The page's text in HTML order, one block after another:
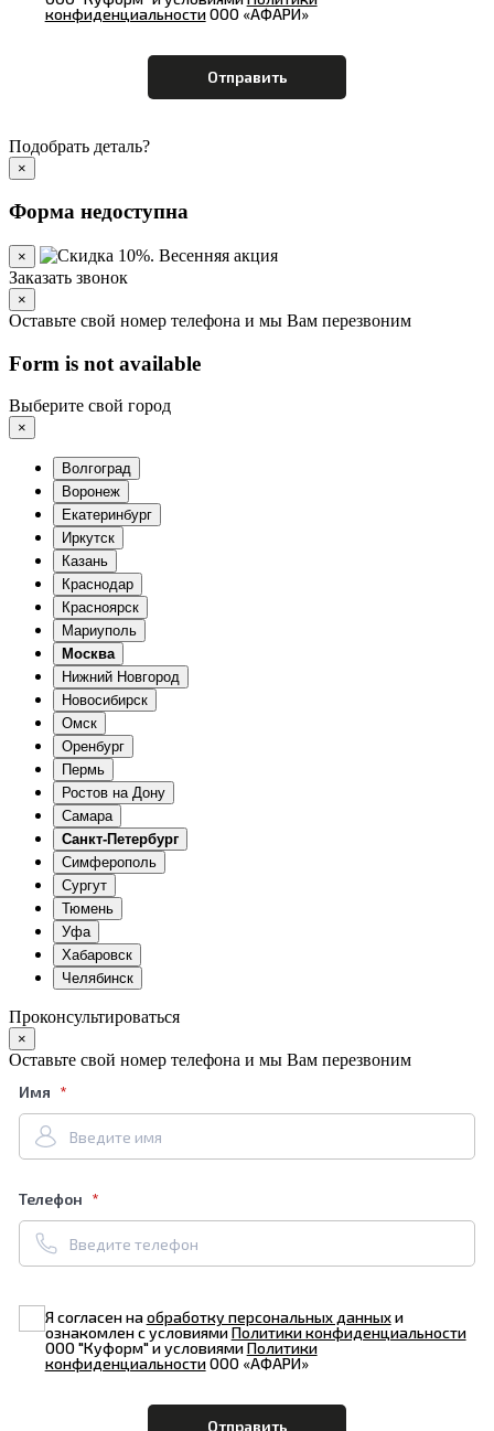
конфиденциальностиООО «АФАРИ»
Подобрать деталь?
×
Форма недоступна
×
Заказать звонок
×
Оставьте свой номер телефона и мы Вам перезвоним
Form is not available
Выберите свой город
×
Волгоград
Воронеж
Екатеринбург
Иркутск
Казань
Краснодар
Красноярск
Мариуполь
Москва
Нижний Новгород
Новосибирск
Омск
Оренбург
Пермь
Ростов на Дону
Самара
Санкт-Петербург
Симферополь
Сургут
Тюмень
Уфа
Хабаровск
Челябинск
Проконсультироваться
×
Оставьте свой номер телефона и мы Вам перезвоним
Имя
Телефон
Я согласен наобработку персональных данныхи
ознакомлен с условиямиПолитики конфиденциальности
ООО "Куформ" и условиямиПолитики
конфиденциальностиООО «АФАРИ»